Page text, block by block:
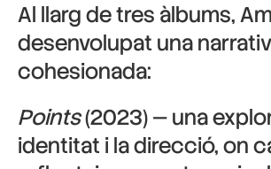
Al llarg de tres àlbums,
desenvolupat una
cohesionada:
Points(2023) — una
identitat i la direcció, on